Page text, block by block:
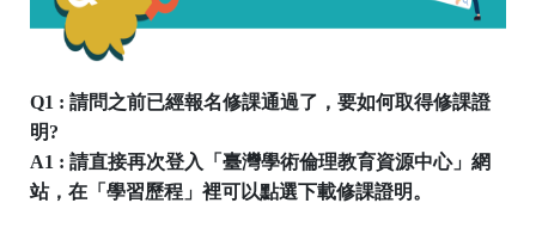
Q1 : 請問之前已經報名修課通過了，要如何取得修課證
明?
A1 : 請直接再次登入
「臺灣學術倫理教育資源中心」網
站，在「學習歷程」裡可以點選下載修課證明。